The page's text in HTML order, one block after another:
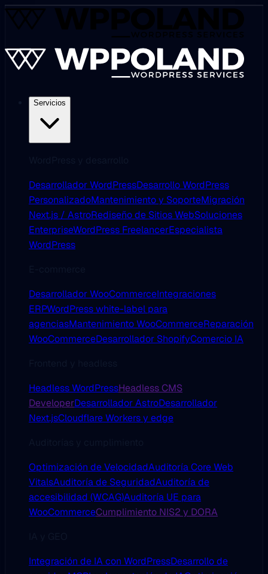
Servicios
Desarrollador WordPressDesarrollo WordPress
PersonalizadoMantenimiento y SoporteMigración
Next.js / AstroRediseño de Sitios WebSoluciones
EnterpriseWordPress FreelancerEspecialista
WordPress
Desarrollador WooCommerceIntegraciones
ERPWordPress white-label para
agenciasMantenimiento WooCommerceReparación
WooCommerceDesarrollador ShopifyComercio IA
Headless WordPressHeadless CMS
DeveloperDesarrollador AstroDesarrollador
Next.jsCloudflare Workers y edge
Optimización de VelocidadAuditoría Core Web
VitalsAuditoría de SeguridadAuditoría de
accesibilidad (WCAG)Auditoría UE para
WooCommerceCumplimiento NIS2 y DORA
Integración de IA con WordPressDesarrollo de